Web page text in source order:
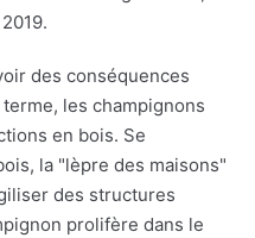
des conséquences
les champignons
en bois. Se
la "lèpre des maisons"
des structures
prolifère dans le